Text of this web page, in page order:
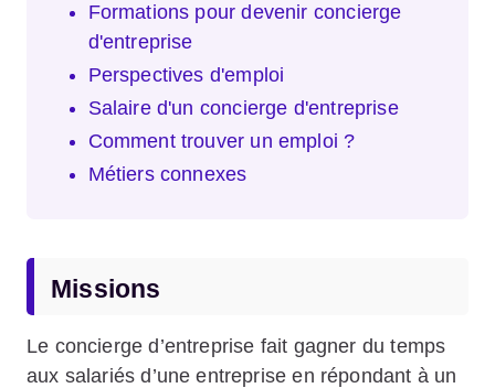
Formations pour devenir concierge
d'entreprise
Perspectives d'emploi
Salaire d'un concierge d'entreprise
Comment trouver un emploi ?
Métiers connexes
Missions
Le concierge d’entreprise fait gagner du temps
aux salariés d’une entreprise en répondant à un